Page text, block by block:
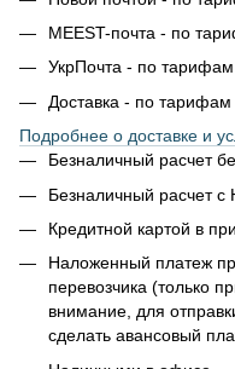
MEEST-почта - по
УкрПочта - по тарифам
Доставка - по тарифам
Подробнее о доставке и
Безналичный расчет
Безналичный расчет с
Кредитной картой в
Наложенный платеж
перевозчика (только
внимание, для
сделать авансовый